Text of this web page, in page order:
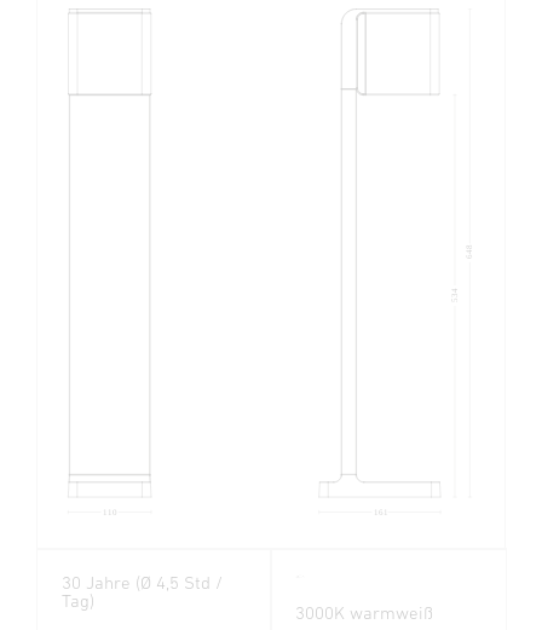
161
110
534
648
30 Jahre (Ø 4,5 Std /
Tag)
3000K warmweiß